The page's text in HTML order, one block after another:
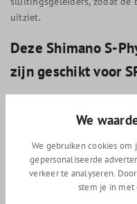
uitziet.
Deze Shimano S-
zijn geschikt voor
fietsschoenen wordt er
de klikpedalen en de
je kracht overbrengt. Je
schoenplaatjes, waarbij de
hebben, de tweede 2
We
We gebruiken cookies
gepersonaliseerde
verkeer te analyseren.
stem je in met